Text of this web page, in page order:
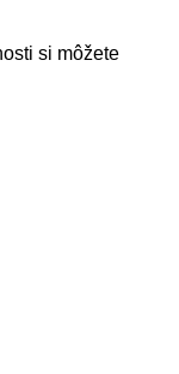
si môžete